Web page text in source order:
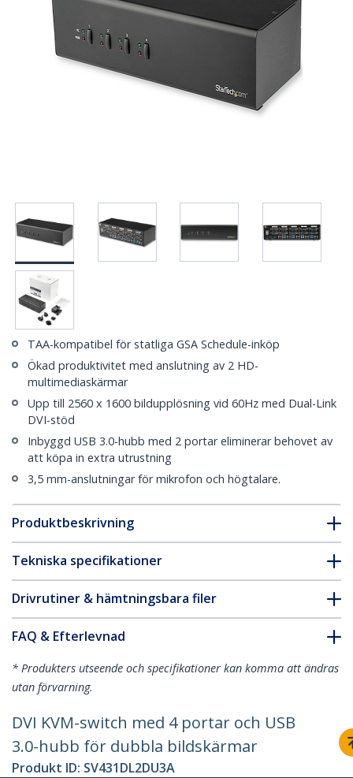
TAA-kompatibel för statliga GSA Schedule-inköp
Ökad produktivitet med anslutning av 2 HD-
multimediaskärmar
Upp till 2560 x 1600 bildupplösning vid 60Hz med Dual-Link
DVI-stöd
Inbyggd USB 3.0-hubb med 2 portar eliminerar behovet av
att köpa in extra utrustning
3,5 mm-anslutningar för mikrofon och högtalare.
Produktbeskrivning
Tekniska specifikationer
Drivrutiner & hämtningsbara filer
FAQ & Efterlevnad
* Produkters utseende och specifikationer kan komma att ändras
utan förvarning.
DVI KVM-switch med 4 portar och USB
3.0-hubb för dubbla bildskärmar
Produkt ID: SV431DL2DU3A